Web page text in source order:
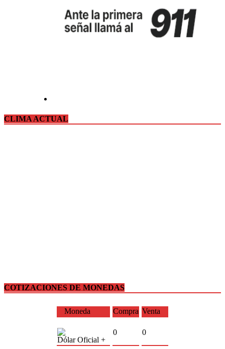
CLIMA ACTUAL
COTIZACIONES DE MONEDAS
Moneda Compra Venta
Dólar Oficial +
0 0